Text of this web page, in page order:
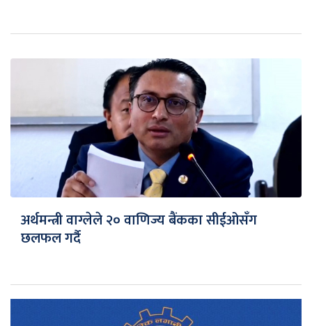
अर्थमन्त्री वाग्लेले २० वाणिज्य बैंकका सीईओसँग
छलफल गर्दै